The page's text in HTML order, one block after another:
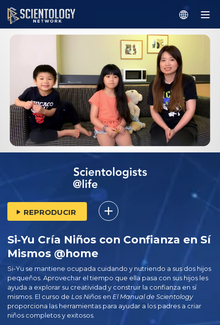
REPRODUCIR
Si‑Yu Cría Niños con Confianza en Sí
Mismos @home
Si-Yu se mantiene ocupada cuidando y nutriendo a sus dos hijos
pequeños. Aprovechar el tiempo que ella pasa con sus hijos les
ayuda a explorar su creatividad y construir la confianza en sí
mismos. El curso de Los Niños en El Manual de Scientology
proporciona las herramientas para ayudar a los padres a criar
niños completos y exitosos.